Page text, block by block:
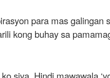
para mas
kong buhay sa
siya. Hindi mawawala